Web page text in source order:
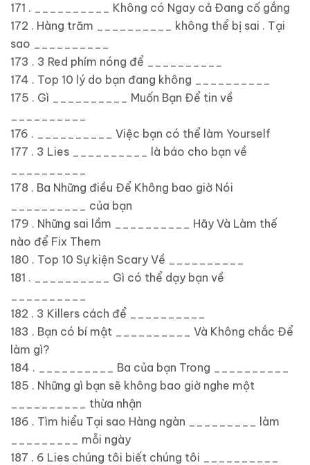
171 . __________ Không có Ngay cả Đang cố gắng
172 . Hàng trăm __________ không thể bị sai . Tại
sao __________
173 . 3 Red phím nóng để __________
174 . Top 10 lý do bạn đang không __________
175 . Gì __________ Muốn Bạn Để tin về
176 . __________ Việc bạn có thể làm Yourself
177 . 3 Lies __________ là báo cho bạn về
178 . Ba Những điều Để Không bao giờ Nói
__________ của bạn
179 . Những sai lầm __________ Hãy Và Làm thế
nào để Fix Them
180 . Top 10 Sự kiện Scary Về __________
181 . __________ Gì có thể dạy bạn về
182 . 3 Killers cách để __________
183 . Bạn có bí mật __________ Và Không chắc Để
làm gì?
184 . __________ Ba của bạn Trong __________
185 . Những gì bạn sẽ không bao giờ nghe một
__________ thừa nhận
186 . Tìm hiểu Tại sao Hàng ngàn _________ làm
_________ mỗi ngày
187 . 6 Lies chúng tôi biết chúng tôi __________